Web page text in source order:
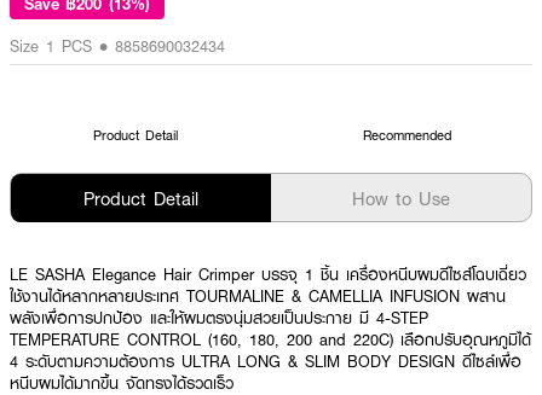
Size 1 PCS • 8858690032434
Product Detail Recommended
Product Detail How to Use
LE SASHA Elegance Hair Crimper บรรจุ 1 ชิ้น เครื่องหนีบผมดีไซส์โฉบเฉี่ยว
ใช้งานได้หลากหลายประเทศ TOURMALINE & CAMELLIA INFUSION ผสาน
พลังเพื่อการปกป้อง และให้ผมตรงนุ่มสวยเป็นประกาย มี 4-STEP
TEMPERATURE CONTROL (160, 180, 200 and 220C) เลือกปรับอุณหภูมิได้
4 ระดับตามความต้องการ ULTRA LONG & SLIM BODY DESIGN ดีไซล์เพื่อ
หนีบผมได้มากขึ้น จัดทรงได้รวดเร็ว